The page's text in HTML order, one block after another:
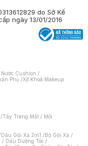
do Sở Kế
ngày 13/01/2016
Nước Cushion /
Phủ /Xịt Khoá Makeup
/Tẩy Trang Mắt / Môi
/Dầu Gội Xả 2in1 /Bộ Gội Xả /
/ Dầu Dưỡng Tóc /